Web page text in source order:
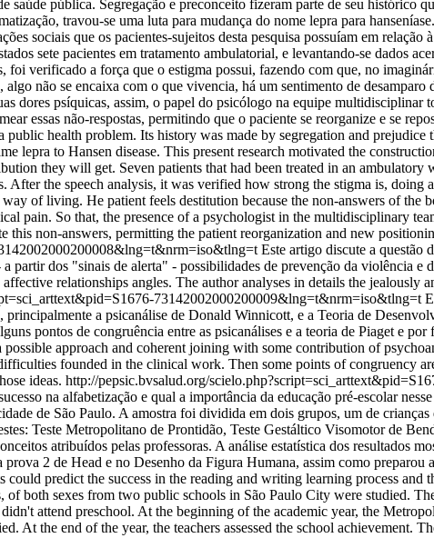
saúde pública. Segregação e preconceito fizeram parte de seu histórico
travou-se uma luta para mudança do nome lepra para
sociais que os pacientes-sujeitos desta pesquisa possuíam em
sete pacientes em tratamento ambulatorial, e levantando-se dados
foi verificado a força que o estigma possui, fazendo com que, no
não se encaixa com o que vivencia, há um sentimento de desamparo
dores psíquicas, assim, o papel do psicólogo na equipe multidisciplinar
essas não-respostas, permitindo que o paciente se reorganize e se
public health problem. Its history was made by segregation and
lepra to Hansen disease. This present research motivated the
they will get. Seven patients that had been treated in an
After the speech analysis, it was verified how strong the stigma is,
of living. He patient feels destitution because the non-answers of the
pain. So that, the presence of a psychologist in the multidisciplinary
non-answers, permitting the patient reorganization and new
Este artigo discute a questão
partir dos "sinais de alerta" - possibilidades de prevenção da violência
relationships angles. The author analyses in details the
73142002000200009&lng=t&nrm=iso&tlng=t
a psicanálise de Donald Winnicott, e a Teoria de
pontos de congruência entre as psicanálises e a teoria de Piaget e
approach and coherent joining with some contribution of
founded in the clinical work. Then some points of congruency
ideas. http://pepsic.bvsalud.org/
na alfabetização e qual a importância da educação pré-escolar
de São Paulo. A amostra foi dividida em dois grupos, um de
Teste Metropolitano de Prontidão, Teste Gestáltico Visomotor de
atribuídos pelas professoras. A análise estatística dos resultados
2 de Head e no Desenho da Figura Humana, assim como preparou
predict the success in the reading and writing learning process and
both sexes from two public schools in São Paulo City were studied.
attend preschool. At the beginning of the academic year, the
At the end of the year, the teachers assessed the school achievement.